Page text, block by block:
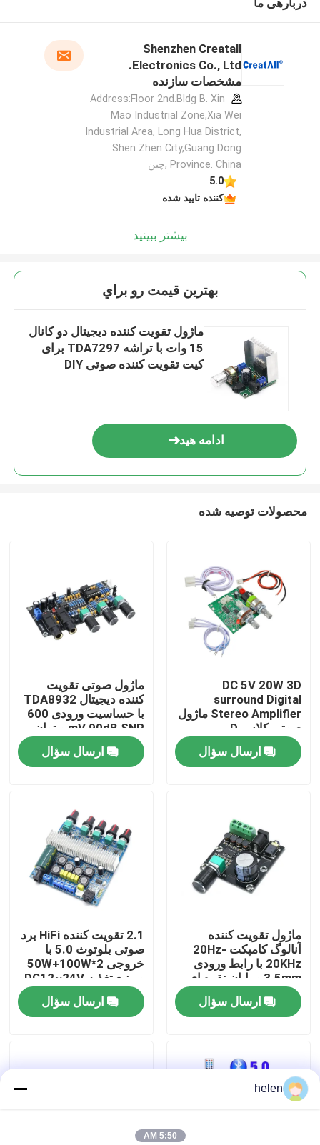
خونه
بازدید از کارخانه
با ما تماس بگیرید
اخبار
وبلاگ
ماژول برد تقویت کننده
دربارهی ما
Shenzhen Creatall
Electronics Co., Ltd.
مشخصات سازنده
Address:Floor 2nd.Bldg B. Xin
Mao Industrial Zone,Xia Wei
Industrial Area, Long Hua District,
Shen Zhen City,Guang Dong
Province. China ,چین
5.0
کننده تایید شده
بیشتر ببینید
بهترين قيمت رو براي
ماژول تقویت کننده دیجیتال دو کانال
15 وات با تراشه TDA7297 برای
کیت تقویت کننده صوتی DIY
ادامه هید
محصولات توصیه شده
DC 5V 20W 3D
surround Digital
Stereo Amplifier ماژول
صوتی کلاس D
ارسال سؤال
ماژول صوتی تقویت
کننده دیجیتال TDA8932
با حساسیت ورودی 600
mV 90dB SNR و توان
خروجی 3W
ارسال سؤال
ماژول تقویت کننده
آنالوگ کامپکت 20Hz-
20KHz با رابط ورودی
3.5mm و پایان نقره ای
ارسال سؤال
2.1 تقویت کننده HiFi برد
صوتی بلوتوث 5.0 با
خروجی 2*50W+100W
و منبع تغذیه DC12~24V
ارسال سؤال
helen
5:50 AM